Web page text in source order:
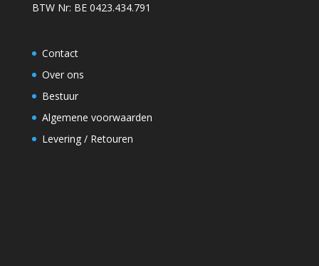
BTW Nr: BE 0423.434.791
Contact
Over ons
Bestuur
Algemene voorwaarden
Levering / Retouren